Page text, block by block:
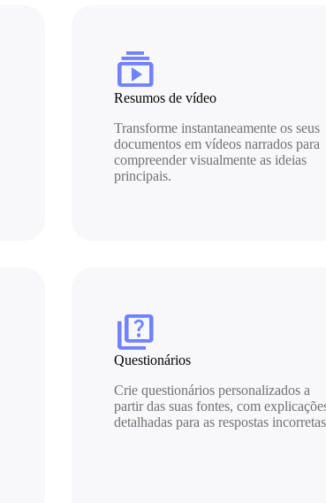
subscriptions
Resumos de vídeo
Transforme instantaneamente os seus
documentos em vídeos narrados para
compreender visualmente as ideias
principais.
quiz
Questionários
Crie questionários personalizados a
partir das suas fontes, com
detalhadas para as respostas